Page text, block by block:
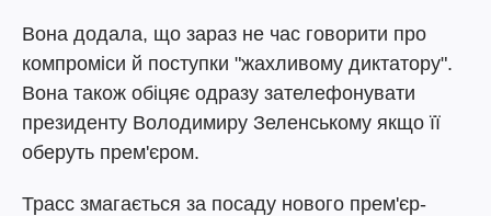
Вона додала, що зараз не час говорити про
компроміси й поступки "жахливому диктатору".
Вона також обіцяє одразу зателефонувати
президенту Володимиру Зеленському якщо її
оберуть прем'єром.
Трасс змагається за посаду нового прем'єр-